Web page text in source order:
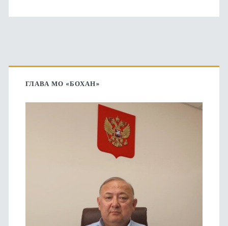
Основная
боковая
ГЛАВА МО «БОХАН»